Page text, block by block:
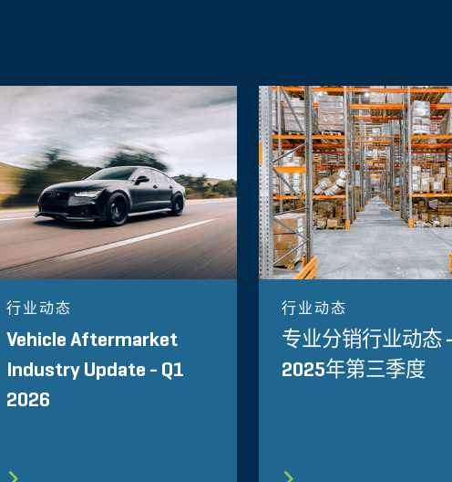
行业动态
Vehicle Aftermarket
Industry Update - Q1
2026
行业动态
专业分销行业动态 -
2025年第三季度